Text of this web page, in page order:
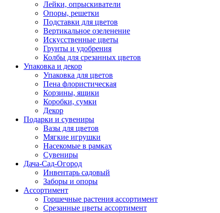
Лейки, опрыскиватели
Опоры, решетки
Подставки для цветов
Вертикальное озеленение
Искусственные цветы
Грунты и удобрения
Колбы для срезанных цветов
Упаковка и декор
Упаковка для цветов
Пена флористическая
Корзины, ящики
Коробки, сумки
Декор
Подарки и сувениры
Вазы для цветов
Мягкие игрушки
Насекомые в рамках
Сувениры
Дача-Сад-Огород
Инвентарь садовый
Заборы и опоры
Ассортимент
Горшечные растения ассортимент
Срезанные цветы ассортимент